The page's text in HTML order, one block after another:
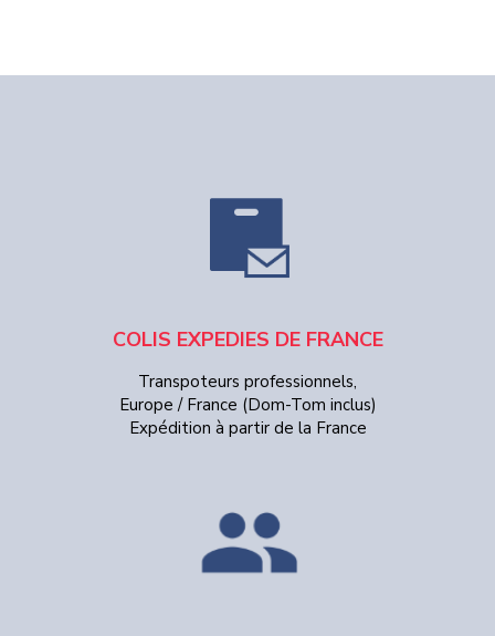
COLIS EXPEDIES DE FRANCE
Transpoteurs professionnels,
Europe / France (Dom-Tom inclus)
Expédition à partir de la France